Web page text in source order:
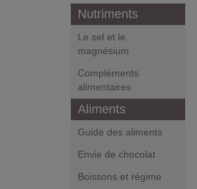
Nutriments
Le sel et le
magnésium
Compléments
alimentaires
Aliments
Guide des aliments
Envie de chocolat
Boissons et régime